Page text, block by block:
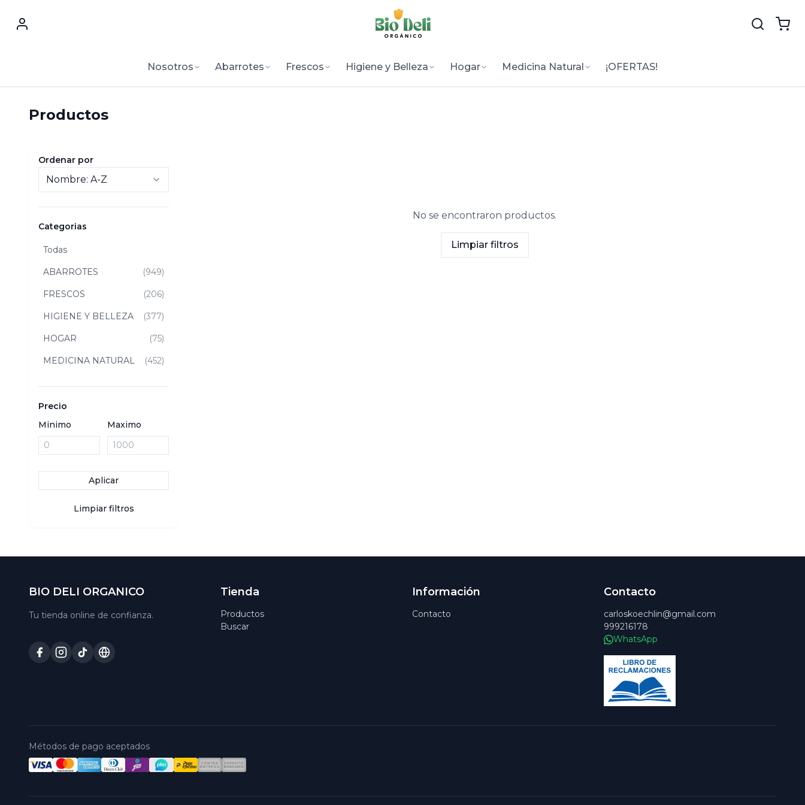
Nosotros Abarrotes Frescos Higiene y Belleza Hogar Medicina Natural ¡OFERTAS!
Productos
Ordenar por
Categorias
Todas
ABARROTES (949)
FRESCOS (206)
HIGIENE Y BELLEZA (377)
HOGAR (75)
MEDICINA NATURAL (452)
Precio
Minimo
Maximo
Aplicar
Limpiar filtros
No se encontraron productos.
Limpiar filtros
BIO DELI ORGANICO
Tu tienda online de confianza.
Tienda
Productos
Buscar
Información
Contacto
Contacto
carloskoechlin@gmail.com
999216178
WhatsApp
Métodos de pago aceptados